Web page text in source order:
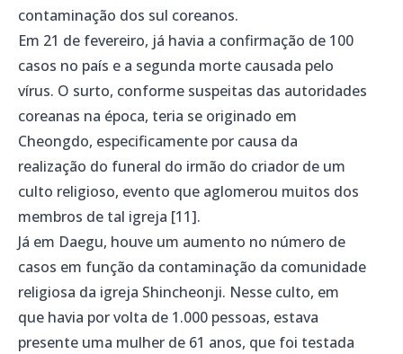
contaminação dos sul coreanos.
Em 21 de fevereiro, já havia a confirmação de 100
casos no país e a segunda morte causada pelo
vírus. O surto, conforme suspeitas das autoridades
coreanas na época, teria se originado em
Cheongdo, especificamente por causa da
realização do funeral do irmão do criador de um
culto religioso, evento que aglomerou muitos dos
membros de tal igreja [11].
Já em Daegu, houve um aumento no número de
casos em função da contaminação da comunidade
religiosa da igreja Shincheonji. Nesse culto, em
que havia por volta de 1.000 pessoas, estava
presente uma mulher de 61 anos, que foi testada